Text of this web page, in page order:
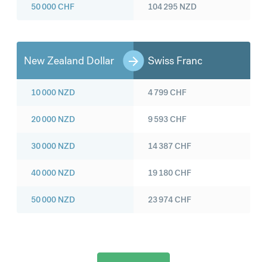
50 000CHF 104 295 NZD
New Zealand Dollar Swiss Franc
10 000 NZD
20 000 NZD
30 000 NZD
40 000 NZD
50 000 NZD
4 799CHF
9 593CHF
14 387CHF
19 180CHF
23 974CHF